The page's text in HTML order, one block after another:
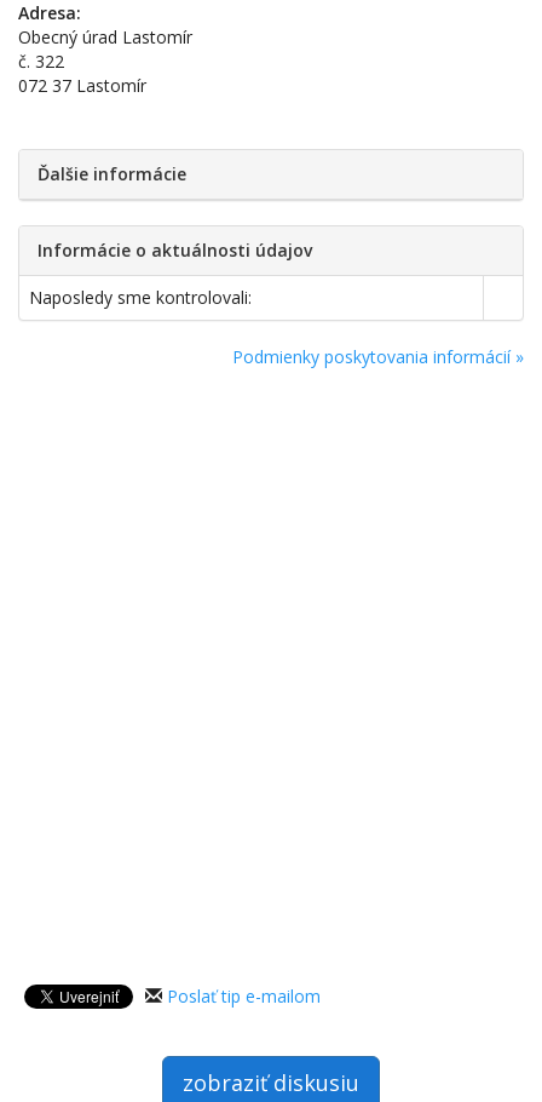
Adresa:
Obecný úrad Lastomír
č. 322
072 37 Lastomír
Ďalšie informácie
Informácie o aktuálnosti údajov
Naposledy sme kontrolovali:
Podmienky poskytovania informácií »
Poslať tip e-mailom
zobraziť diskusiu